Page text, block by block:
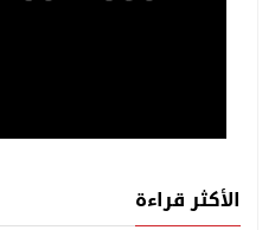
الأكثر قراءة